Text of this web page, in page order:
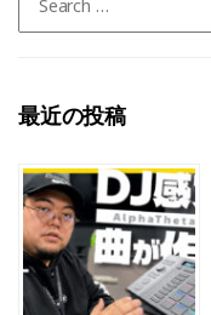
for:
最近の投稿